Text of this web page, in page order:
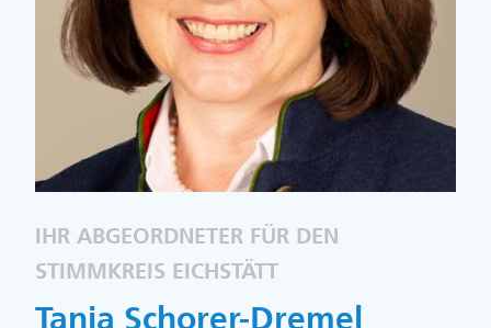
IHR ABGEORDNETER FÜR DEN
STIMMKREIS EICHSTÄTT
Tanja Schorer-Dremel